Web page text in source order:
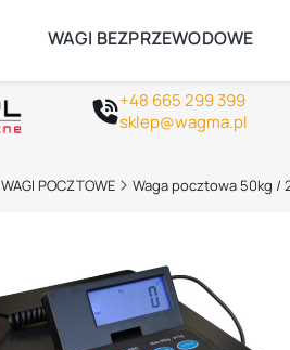
ZAMÓW
+48 665 299 399
sklep@wagma.pl
WAGI BEZPRZEWODOWE
WAGI POCZTOWE Waga pocztowa 50kg /